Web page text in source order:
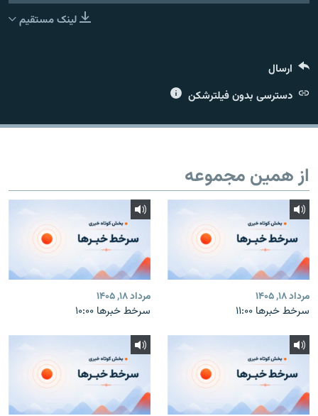
لینک مستقیم
ارسال
دسترسی بدون فیلترشکن
از همین مجموعه
مرداد ۱۸, ۱۴۰۵
سرخط خبرها ۱۱:۰۰
مرداد ۱۸, ۱۴۰۵
سرخط خبرها ۱۰:۰۰